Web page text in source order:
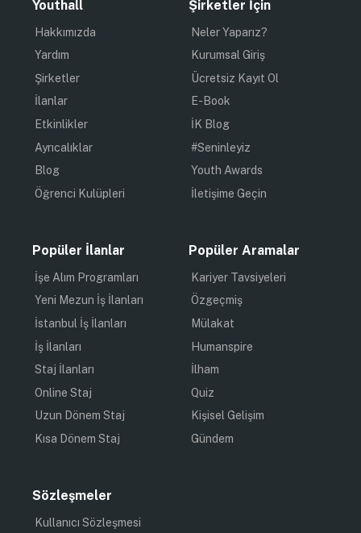
Youthall
Hakkımızda
Yardım
Şirketler
İlanlar
Etkinlikler
Ayrıcalıklar
Blog
Öğrenci Kulüpleri
Şirketler İçin
Neler Yaparız?
Kurumsal Giriş
Ücretsiz Kayıt Ol
E-Book
İK Blog
#Seninleyiz
Youth Awards
İletişime Geçin
Popüler İlanlar
İşe Alım Programları
Yeni Mezun İş İlanları
İstanbul İş İlanları
İş İlanları
Staj İlanları
Online Staj
Uzun Dönem Staj
Kısa Dönem Staj
Popüler Aramalar
Kariyer Tavsiyeleri
Özgeçmiş
Mülakat
Humanspire
İlham
Quiz
Kişisel Gelişim
Gündem
Sözleşmeler
Kullanıcı Sözleşmesi